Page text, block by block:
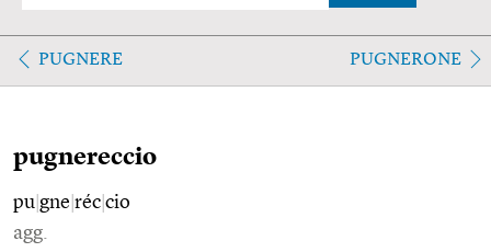
PUGNERE PUGNERONE
pugnereccio
pu gne réc cio
agg.